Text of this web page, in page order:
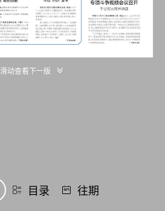
滑动查看下一版
目录 往期